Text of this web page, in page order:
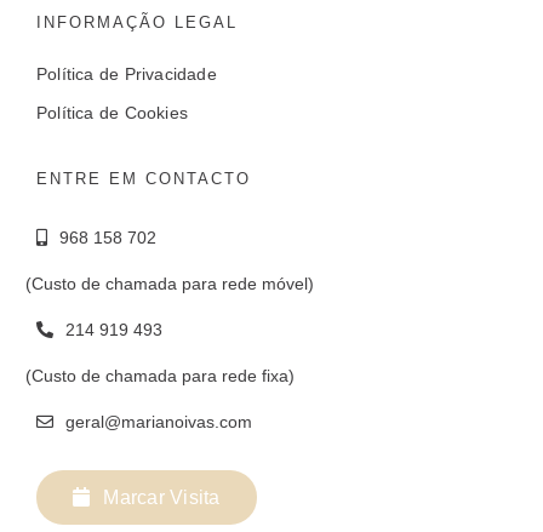
INFORMAÇÃO LEGAL
Política de Privacidade
Política de Cookies
ENTRE EM CONTACTO
968 158 702
(Custo de chamada para rede móvel)
214 919 493
(Custo de chamada para rede fixa)
geral@marianoivas.com
Marcar Visita